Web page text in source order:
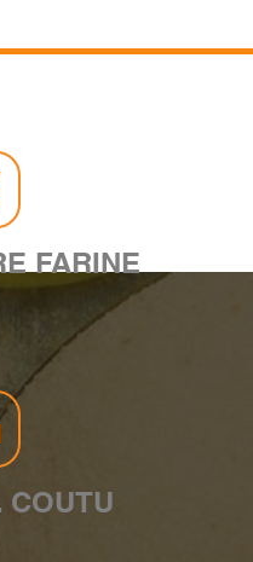
FARINE
COUTU